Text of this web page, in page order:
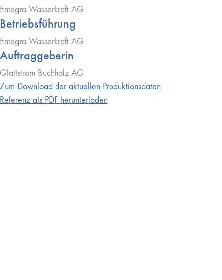
Entegra Wasserkraft AG
Betriebsführung
Entegra Wasserkraft AG
Auftraggeberin
Glattstrom Buchholz AG
Zum Download der aktuellen Produktionsdaten
Referenz als PDF herunterladen